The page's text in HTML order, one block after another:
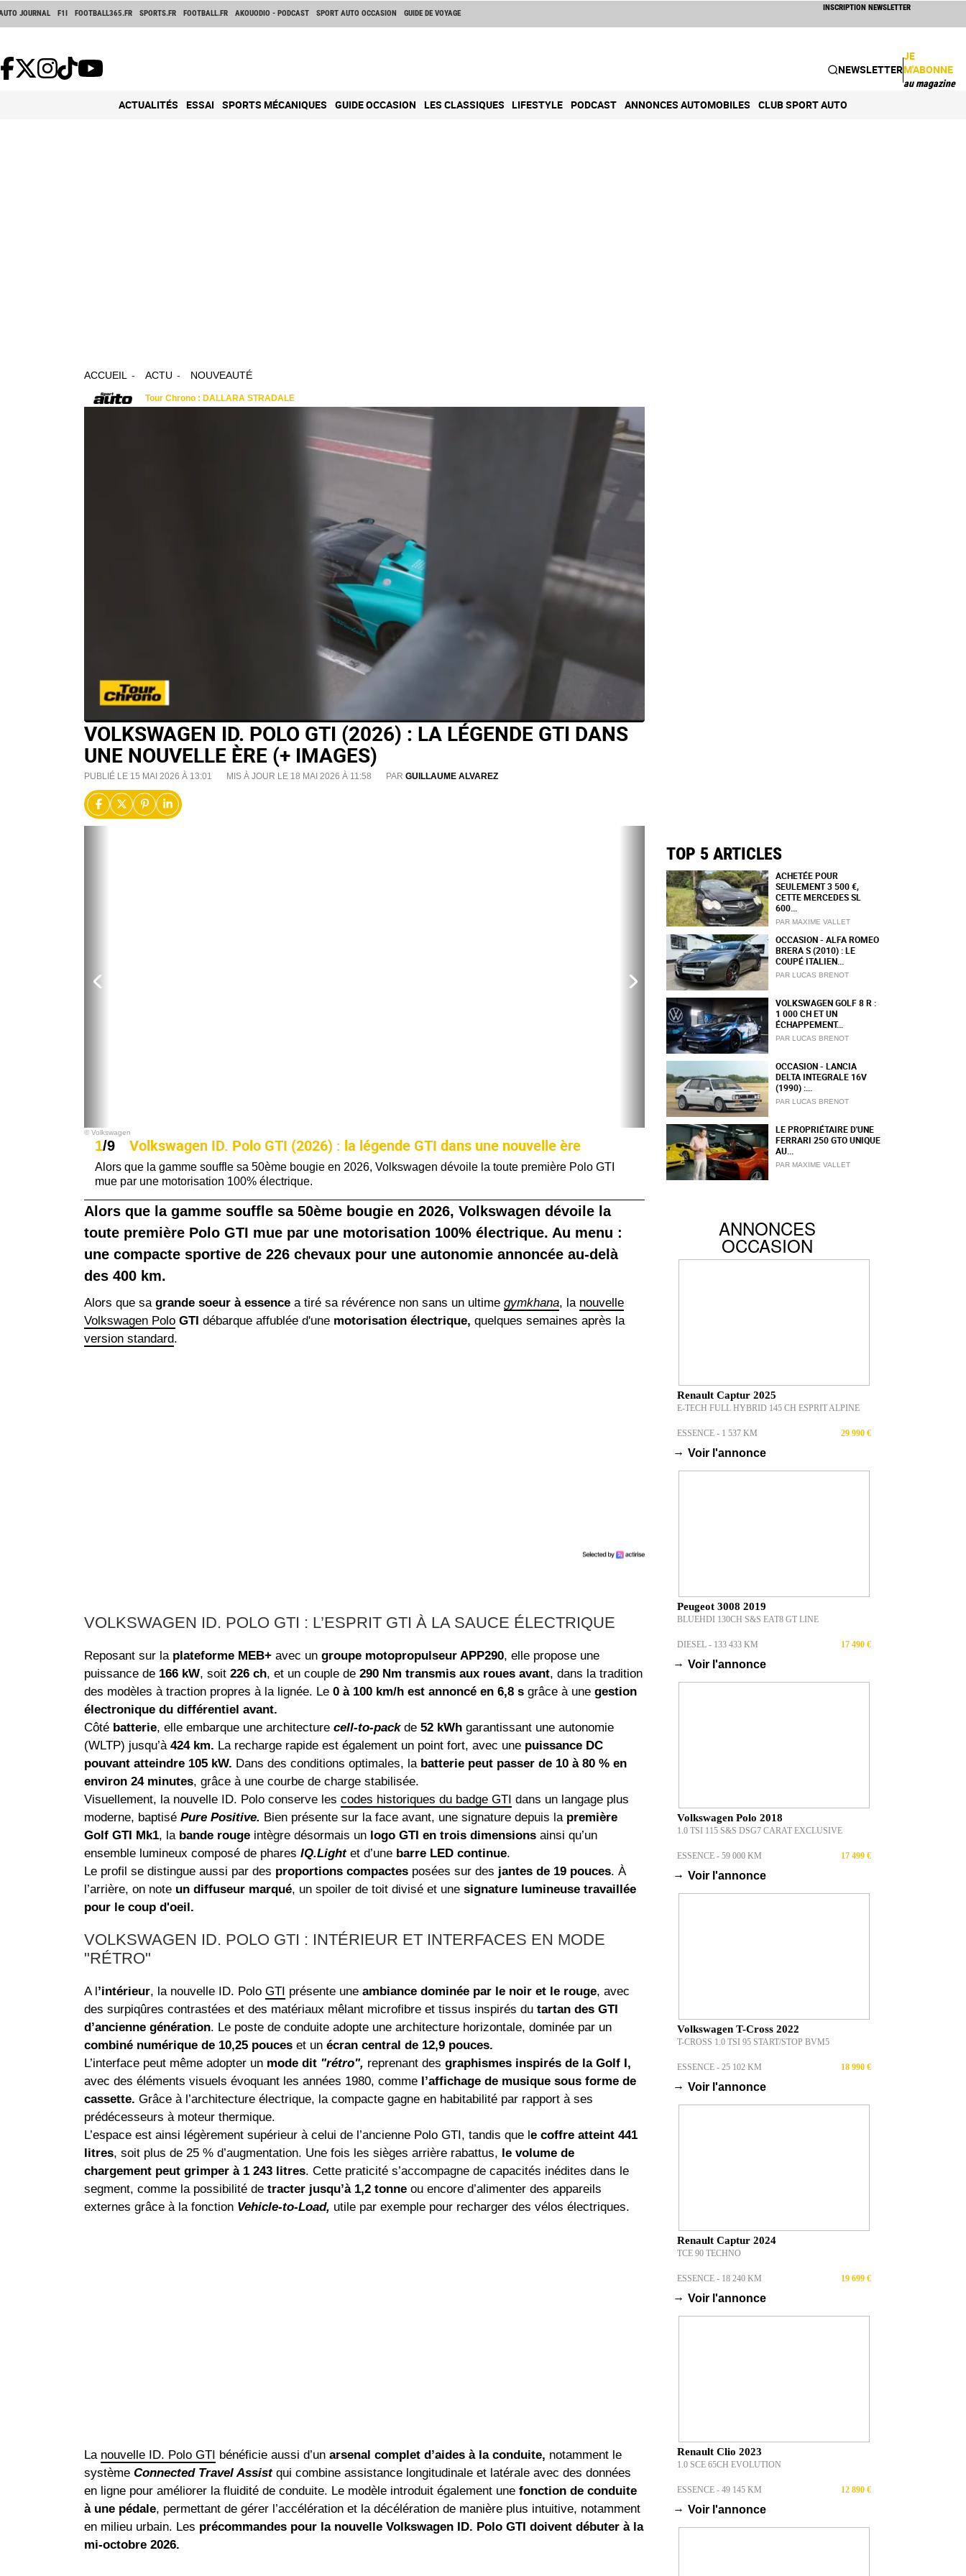
JOURNAL F1I FOOTBALL365.FR SPORTS.FR FOOTBALL.FR AKOUODIO - PODCAST SPORT AUTO OCCASION GUIDE DE VOYAGE
INSCRIPTION NEWSLETTER
NEWSLETTER
JE
M'ABONNE
au magazine
ACTUALITÉS ESSAI SPORTS MÉCANIQUES GUIDE OCCASION LES CLASSIQUES LIFESTYLE PODCAST ANNONCES AUTOMOBILES CLUB SPORT AUTO
ACCUEIL ACTU NOUVEAUTÉ
VOLKSWAGEN ID. POLO GTI (2026) : LA LÉGENDE GTI DANS
UNE NOUVELLE ÈRE (+ IMAGES)
PUBLIÉ LE 15 MAI 2026 À 13:01 MIS À JOUR LE 18 MAI 2026 À 11:58 PAR GUILLAUME ALVAREZ
© Volkswagen
1/9 Volkswagen ID. Polo GTI (2026) : la légende GTI dans une nouvelle ère
Alors que la gamme souffle sa 50ème bougie en 2026, Volkswagen dévoile la toute première Polo GTI
mue par une motorisation 100% électrique.
Alors que la gamme souffle sa 50ème bougie en 2026, Volkswagen dévoile la
toute première Polo GTI mue par une motorisation 100% électrique. Au menu :
une compacte sportive de 226 chevaux pour une autonomie annoncée au-delà
des 400 km.
Alors que sa grande soeur à essence a tiré sa révérence non sans un ultime gymkhana, la nouvelle
Volkswagen Polo GTI débarque affublée d'une motorisation électrique, quelques semaines après la
version standard.
VOLKSWAGEN ID. POLO GTI : L’ESPRIT GTI À LA SAUCE ÉLECTRIQUE
Reposant sur la plateforme MEB+ avec un groupe motopropulseur APP290, elle propose une
puissance de 166 kW, soit 226 ch, et un couple de 290 Nm transmis aux roues avant, dans la tradition
des modèles à traction propres à la lignée. Le 0 à 100 km/h est annoncé en 6,8 s grâce à une gestion
électronique du différentiel avant.
Côté batterie, elle embarque une architecture cell-to-packde 52 kWh garantissant une autonomie
(WLTP) jusqu’à 424 km. La recharge rapide est également un point fort, avec une puissance DC
pouvant atteindre 105 kW. Dans des conditions optimales, la batterie peut passer de 10 à 80 % en
environ 24 minutes, grâce à une courbe de charge stabilisée.
Visuellement, la nouvelle ID. Polo conserve les codes historiques du badge GTI dans un langage plus
moderne, baptisé Pure Positive. Bien présente sur la face avant, une signature depuis la première
Golf GTI Mk1, la bande rouge intègre désormais un logo GTI en trois dimensions ainsi qu’un
ensemble lumineux composé de phares IQ.Light et d’une barre LED continue.
Le profil se distingue aussi par des proportions compactes posées sur des jantes de 19 pouces. À
l’arrière, on note un diffuseur marqué, un spoiler de toit divisé et une signature lumineuse travaillée
pour le coup d'oeil.
VOLKSWAGEN ID. POLO GTI : INTÉRIEUR ET INTERFACES EN MODE
"RÉTRO"
A l’intérieur, la nouvelle ID. Polo GTI présente une ambiance dominée par le noir et le rouge, avec
des surpiqûres contrastées et des matériaux mêlant microfibre et tissus inspirés du tartan des GTI
d’ancienne génération. Le poste de conduite adopte une architecture horizontale, dominée par un
combiné numérique de 10,25 pouces et un écran central de 12,9 pouces.
L’interface peut même adopter un mode dit "rétro", reprenant des graphismes inspirés de la Golf I,
avec des éléments visuels évoquant les années 1980, comme l’affichage de musique sous forme de
cassette. Grâce à l’architecture électrique, la compacte gagne en habitabilité par rapport à ses
prédécesseurs à moteur thermique.
L’espace est ainsi légèrement supérieur à celui de l’ancienne Polo GTI, tandis que le coffre atteint 441
litres, soit plus de 25 % d’augmentation. Une fois les sièges arrière rabattus, le volume de
chargement peut grimper à 1 243 litres. Cette praticité s’accompagne de capacités inédites dans le
segment, comme la possibilité de tracter jusqu’à 1,2 tonne ou encore d’alimenter des appareils
externes grâce à la fonction Vehicle-to-Load, utile par exemple pour recharger des vélos électriques.
La nouvelle ID. Polo GTI bénéficie aussi d’un arsenal complet d’aides à la conduite, notamment le
système Connected Travel Assistqui combine assistance longitudinale et latérale avec des données
en ligne pour améliorer la fluidité de conduite. Le modèle introduit également une fonction de conduite
à une pédale, permettant de gérer l’accélération et la décélération de manière plus intuitive, notamment
en milieu urbain. Les précommandes pour la nouvelle Volkswagen ID. Polo GTI doivent débuter à la
mi-octobre 2026.
TOP 5 ARTICLES
ACHETÉE POUR
SEULEMENT 3 500 €,
CETTE MERCEDES SL
600...
PAR MAXIME VALLET
OCCASION - ALFA ROMEO
BRERA S (2010) : LE
COUPÉ ITALIEN...
PAR LUCAS BRENOT
VOLKSWAGEN GOLF 8 R :
1 000 CH ET UN
ÉCHAPPEMENT...
PAR LUCAS BRENOT
OCCASION - LANCIA
DELTA INTEGRALE 16V
(1990) :...
PAR LUCAS BRENOT
LE PROPRIÉTAIRE D'UNE
FERRARI 250 GTO UNIQUE
AU...
PAR MAXIME VALLET
ANNONCES
OCCASION
Renault Captur 2025
E-TECH FULL HYBRID 145 CH ESPRIT ALPINE
ESSENCE - 1 537 KM 29 990 €
→ Voir l'annonce
Peugeot 3008 2019
BLUEHDI 130CH S&S EAT8 GT LINE
DIESEL - 133 433 KM 17 490 €
→ Voir l'annonce
Volkswagen Polo 2018
1.0 TSI 115 S&S DSG7 CARAT EXCLUSIVE
ESSENCE - 59 000 KM 17 499 €
→ Voir l'annonce
Volkswagen T-Cross 2022
T-CROSS 1.0 TSI 95 START/STOP BVM5
ESSENCE - 25 102 KM 18 990 €
→ Voir l'annonce
Renault Captur 2024
TCE 90 TECHNO
ESSENCE - 18 240 KM 19 699 €
→ Voir l'annonce
Renault Clio 2023
1.0 SCE 65CH EVOLUTION
ESSENCE - 49 145 KM 12 890 €
→ Voir l'annonce